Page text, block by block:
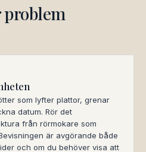
som lyfter plattor, grenar
datum. Rör det
från rörmokare som
är avgörande både
och om du behöver visa att